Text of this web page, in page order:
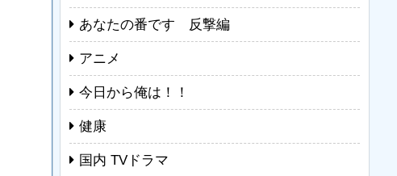
あなたの番です 反撃編
アニメ
今日から俺は！！
健康
国内 TVドラマ